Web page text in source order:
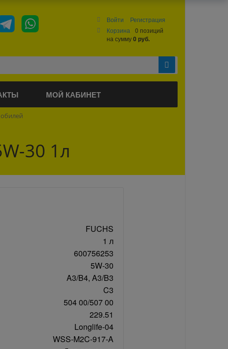
Войти
Регистрация
Корзина
0 позиций
на сумму0 руб.
МОЙ КАБИНЕТ
30 1л
FUCHS
1 л
600756253
5W-30
A3/B4, A3/B3
C3
504 00/507 00
229.51
Longlife-04
WSS-M2C-917-A